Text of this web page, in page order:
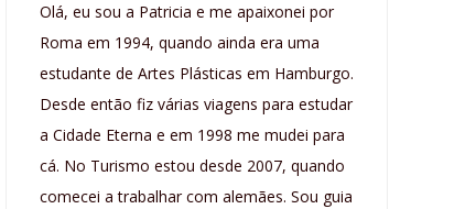
Olá, eu sou a Patricia e me apaixonei por
Roma em 1994, quando ainda era uma
estudante de Artes Plásticas em Hamburgo.
Desde então fiz várias viagens para estudar
a Cidade Eterna e em 1998 me mudei para
cá. No Turismo estou desde 2007, quando
comecei a trabalhar com alemães. Sou guia